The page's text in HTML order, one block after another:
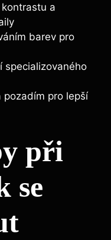
a
barev pro
specializovaného
pozadím pro lepší
při
se